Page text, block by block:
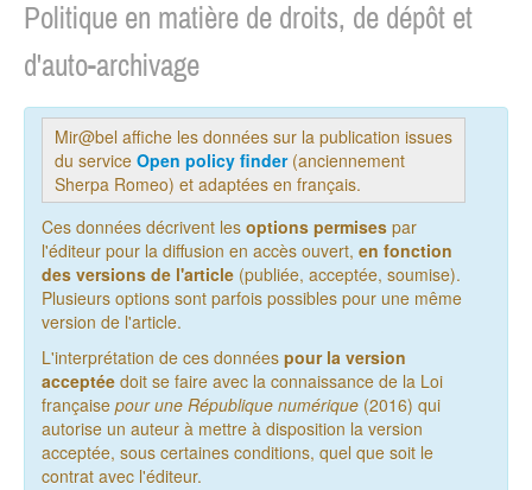
Recherche
avancée
EN
?
Politique en matière de droits, de dépôt et
d'auto-archivage
Mir@bel affiche les données sur la publication issues
du service Open policy finder(anciennement
Sherpa Romeo) et adaptées en français.
Ces données décrivent les options permises par
l'éditeur pour la diffusion en accès ouvert, en fonction
des versions de l'article (publiée, acceptée, soumise).
Plusieurs options sont parfois possibles pour une même
version de l'article.
L'interprétation de ces données pour la version
acceptée doit se faire avec la connaissance de la Loi
française pour une République numérique (2016) qui
autorise un auteur à mettre à disposition la version
acceptée, sous certaines conditions, quel que soit le
contrat avec l'éditeur.